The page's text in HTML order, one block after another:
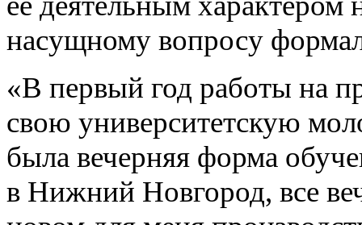
насущному вопросу
«В первый год работы на
свою университетскую
была вечерняя форма
в Нижний Новгород, все